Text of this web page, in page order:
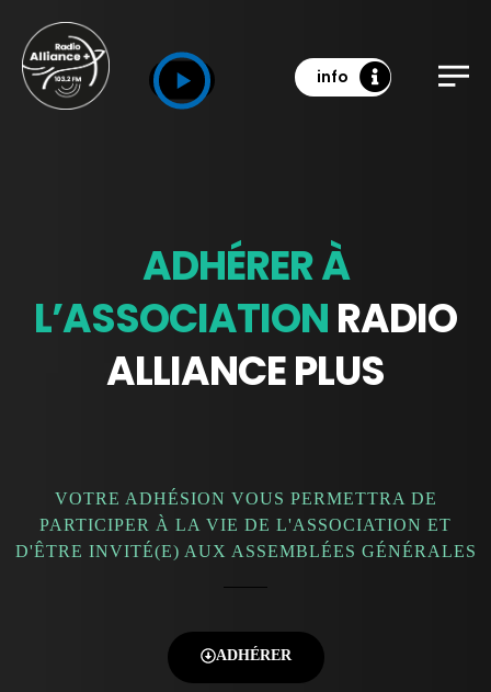
info
ADHÉRER À
L’ASSOCIATIONRADIO
ALLIANCE PLUS
VOTRE ADHÉSION VOUS PERMETTRA DE
PARTICIPER À LA VIE DE L'ASSOCIATION ET
D'ÊTRE INVITÉ(E) AUX ASSEMBLÉES GÉNÉRALES
ADHÉRER